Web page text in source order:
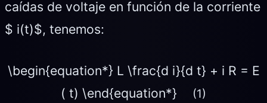
caídas de voltaje en función de la corriente
$ i(t)$, tenemos:
\begin{equation*} L \frac{d i}{d t} + i R = E
( t) \end{equation*}
(1)